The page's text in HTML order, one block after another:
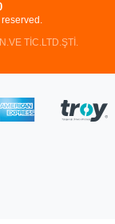
TİC.LTD.ŞTİ.